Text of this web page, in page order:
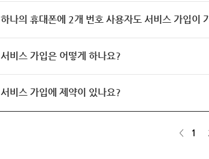
하나의 휴대폰에 2개 번호 사용자도 서비스 가입이
서비스 가입은 어떻게 하나요?
서비스 가입에 제약이 있나요?
< 1